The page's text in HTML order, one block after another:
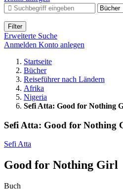
Filter
Erweiterte Suche
Anmelden Konto anlegen
Startseite
Bücher
Reiseführer nach Ländern
Afrika
Nigeria
Sefi Atta: Good for Nothing
Sefi Atta: Good for Nothing
Sefi Atta
Good for Nothing Girl
Buch